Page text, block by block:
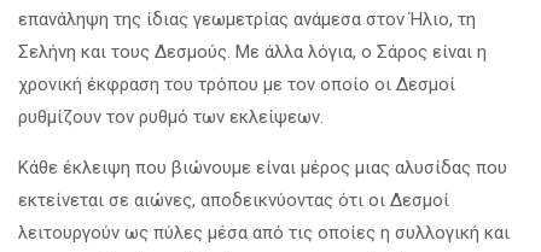
επανάληψη της ίδιας γεωμετρίας ανάμεσα στον Ήλιο, τη
Σελήνη και τους Δεσμούς. Με άλλα λόγια, ο Σάρος είναι η
χρονική έκφραση του τρόπου με τον οποίο οι Δεσμοί
ρυθμίζουν τον ρυθμό των εκλείψεων.
Κάθε έκλειψη που βιώνουμε είναι μέρος μιας αλυσίδας που
εκτείνεται σε αιώνες, αποδεικνύοντας ότι οι Δεσμοί
λειτουργούν ως πύλες μέσα από τις οποίες η συλλογική και